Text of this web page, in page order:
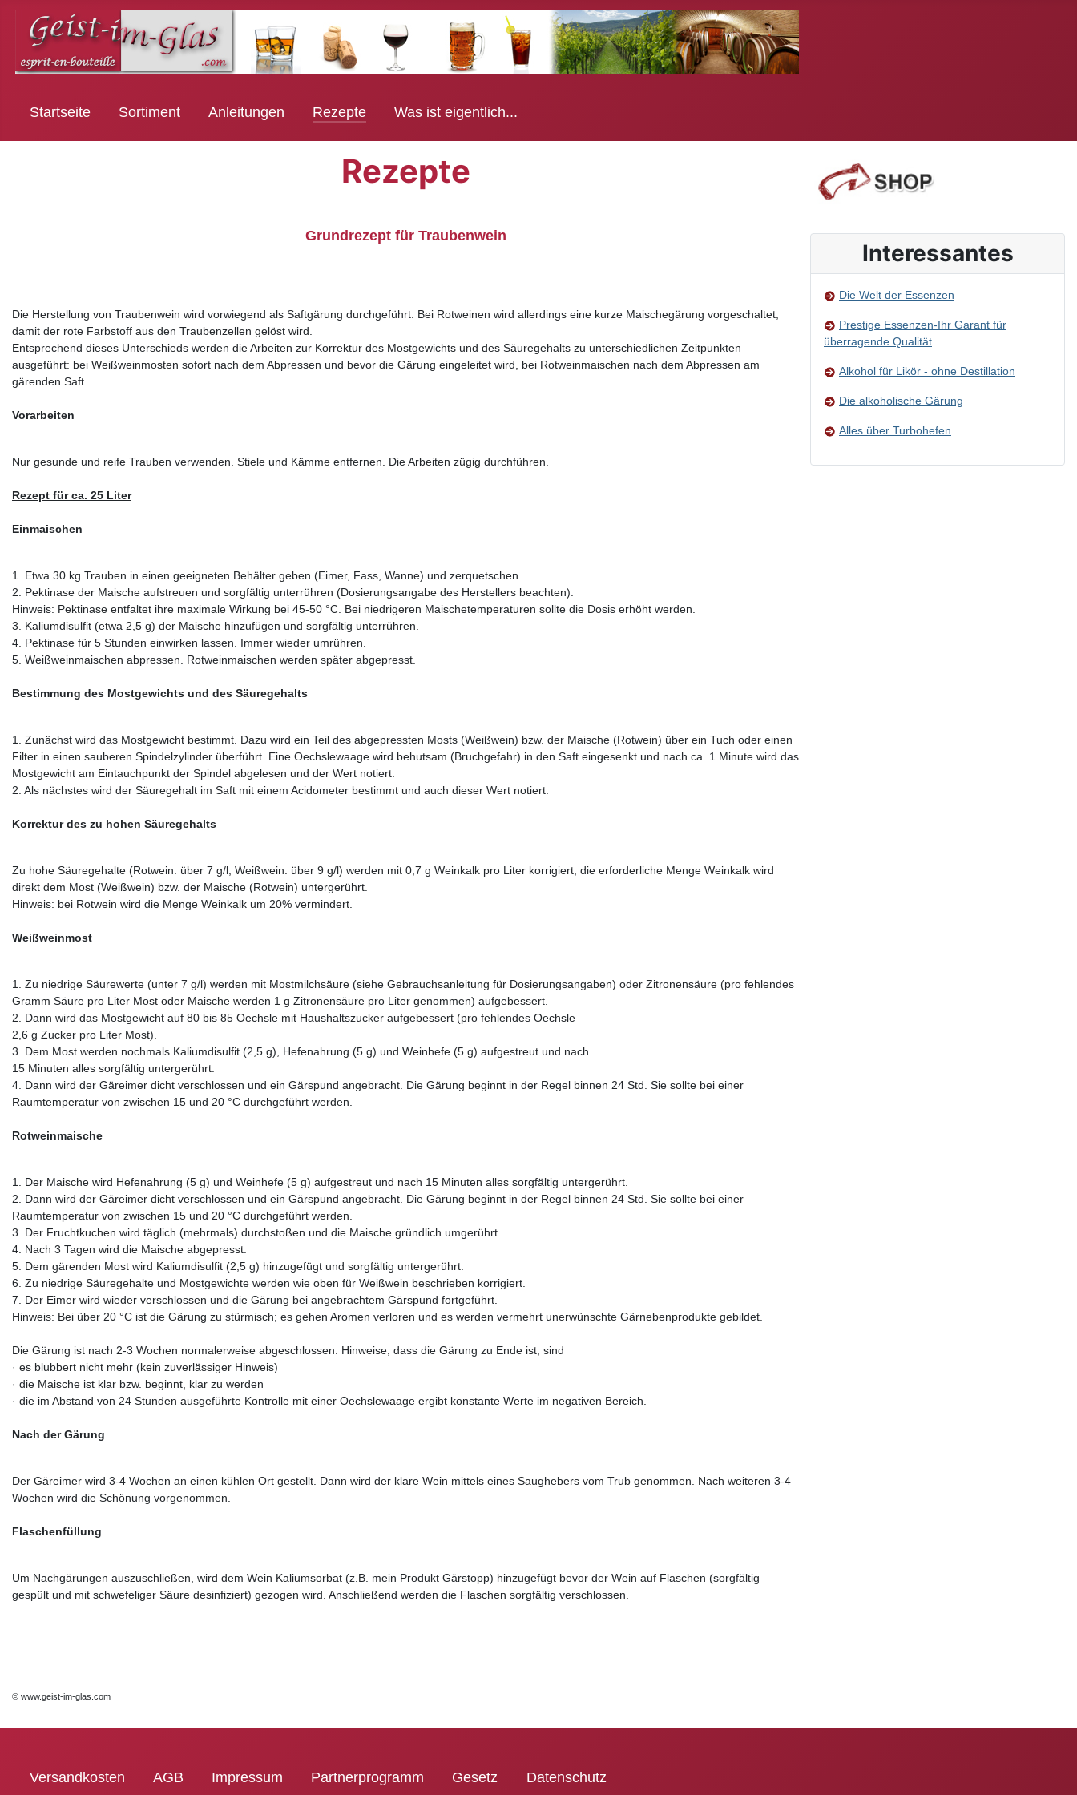
Startseite Sortiment Anleitungen Rezepte Was ist eigentlich...
Rezepte
Grundrezept für Traubenwein
Die Herstellung von Traubenwein wird vorwiegend als Saftgärung durchgeführt. Bei Rotweinen wird allerdings eine kurze Maischegärung vorgeschaltet,
damit der rote Farbstoff aus den Traubenzellen gelöst wird.
Entsprechend dieses Unterschieds werden die Arbeiten zur Korrektur des Mostgewichts und des Säuregehalts zu unterschiedlichen Zeitpunkten
ausgeführt: bei Weißweinmosten sofort nach dem Abpressen und bevor die Gärung eingeleitet wird, bei Rotweinmaischen nach dem Abpressen am
gärenden Saft.
Vorarbeiten
Nur gesunde und reife Trauben verwenden. Stiele und Kämme entfernen. Die Arbeiten zügig durchführen.
Rezept für ca. 25 Liter
Einmaischen
1. Etwa 30 kg Trauben in einen geeigneten Behälter geben (Eimer, Fass, Wanne) und zerquetschen.
2. Pektinase der Maische aufstreuen und sorgfältig unterrühren (Dosierungsangabe des Herstellers beachten).
Hinweis: Pektinase entfaltet ihre maximale Wirkung bei 45-50 °C. Bei niedrigeren Maischetemperaturen sollte die Dosis erhöht werden.
3. Kaliumdisulfit (etwa 2,5 g) der Maische hinzufügen und sorgfältig unterrühren.
4. Pektinase für 5 Stunden einwirken lassen. Immer wieder umrühren.
5. Weißweinmaischen abpressen. Rotweinmaischen werden später abgepresst.
Bestimmung des Mostgewichts und des Säuregehalts
1. Zunächst wird das Mostgewicht bestimmt. Dazu wird ein Teil des abgepressten Mosts (Weißwein) bzw. der Maische (Rotwein) über ein Tuch oder einen
Filter in einen sauberen Spindelzylinder überführt. Eine Oechslewaage wird behutsam (Bruchgefahr) in den Saft eingesenkt und nach ca. 1 Minute wird das
Mostgewicht am Eintauchpunkt der Spindel abgelesen und der Wert notiert.
2. Als nächstes wird der Säuregehalt im Saft mit einem Acidometer bestimmt und auch dieser Wert notiert.
Korrektur des zu hohen Säuregehalts
Zu hohe Säuregehalte (Rotwein: über 7 g/l; Weißwein: über 9 g/l) werden mit 0,7 g Weinkalk pro Liter korrigiert; die erforderliche Menge Weinkalk wird
direkt dem Most (Weißwein) bzw. der Maische (Rotwein) untergerührt.
Hinweis: bei Rotwein wird die Menge Weinkalk um 20% vermindert.
Weißweinmost
1. Zu niedrige Säurewerte (unter 7 g/l) werden mit Mostmilchsäure (siehe Gebrauchsanleitung für Dosierungsangaben) oder Zitronensäure (pro fehlendes
Gramm Säure pro Liter Most oder Maische werden 1 g Zitronensäure pro Liter genommen) aufgebessert.
2. Dann wird das Mostgewicht auf 80 bis 85 Oechsle mit Haushaltszucker aufgebessert (pro fehlendes Oechsle
2,6 g Zucker pro Liter Most).
3. Dem Most werden nochmals Kaliumdisulfit (2,5 g), Hefenahrung (5 g) und Weinhefe (5 g) aufgestreut und nach
15 Minuten alles sorgfältig untergerührt.
4. Dann wird der Gäreimer dicht verschlossen und ein Gärspund angebracht. Die Gärung beginnt in der Regel binnen 24 Std. Sie sollte bei einer
Raumtemperatur von zwischen 15 und 20 °C durchgeführt werden.
Rotweinmaische
1. Der Maische wird Hefenahrung (5 g) und Weinhefe (5 g) aufgestreut und nach 15 Minuten alles sorgfältig untergerührt.
2. Dann wird der Gäreimer dicht verschlossen und ein Gärspund angebracht. Die Gärung beginnt in der Regel binnen 24 Std. Sie sollte bei einer
Raumtemperatur von zwischen 15 und 20 °C durchgeführt werden.
3. Der Fruchtkuchen wird täglich (mehrmals) durchstoßen und die Maische gründlich umgerührt.
4. Nach 3 Tagen wird die Maische abgepresst.
5. Dem gärenden Most wird Kaliumdisulfit (2,5 g) hinzugefügt und sorgfältig untergerührt.
6. Zu niedrige Säuregehalte und Mostgewichte werden wie oben für Weißwein beschrieben korrigiert.
7. Der Eimer wird wieder verschlossen und die Gärung bei angebrachtem Gärspund fortgeführt.
Hinweis: Bei über 20 °C ist die Gärung zu stürmisch; es gehen Aromen verloren und es werden vermehrt unerwünschte Gärnebenprodukte gebildet.
Die Gärung ist nach 2-3 Wochen normalerweise abgeschlossen. Hinweise, dass die Gärung zu Ende ist, sind
· es blubbert nicht mehr (kein zuverlässiger Hinweis)
· die Maische ist klar bzw. beginnt, klar zu werden
· die im Abstand von 24 Stunden ausgeführte Kontrolle mit einer Oechslewaage ergibt konstante Werte im negativen Bereich.
Nach der Gärung
Der Gäreimer wird 3-4 Wochen an einen kühlen Ort gestellt. Dann wird der klare Wein mittels eines Saughebers vom Trub genommen. Nach weiteren 3-4
Wochen wird die Schönung vorgenommen.
Flaschenfüllung
Um Nachgärungen auszuschließen, wird dem Wein Kaliumsorbat (z.B. mein Produkt Gärstopp) hinzugefügt bevor der Wein auf Flaschen (sorgfältig
gespült und mit schwefeliger Säure desinfiziert) gezogen wird. Anschließend werden die Flaschen sorgfältig verschlossen.
© www.geist-im-glas.com
Interessantes
Die Welt der Essenzen
Prestige Essenzen-Ihr Garant für
überragende Qualität
Alkohol für Likör - ohne Destillation
Die alkoholische Gärung
Alles über Turbohefen
Versandkosten AGB Impressum Partnerprogramm Gesetz Datenschutz